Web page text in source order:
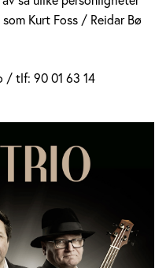
Kurt Foss / Reidar Bø
/ tlf: 90 01 63 14